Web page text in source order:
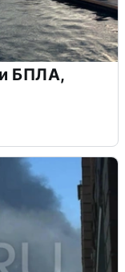
БПЛА,